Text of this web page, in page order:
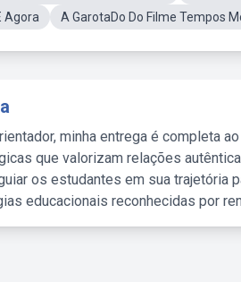
Agora
A GarotaDo Do Filme Tempos
minha entrega é completa
que valorizam relações
os estudantes em sua trajetória
educacionais reconhecidas por